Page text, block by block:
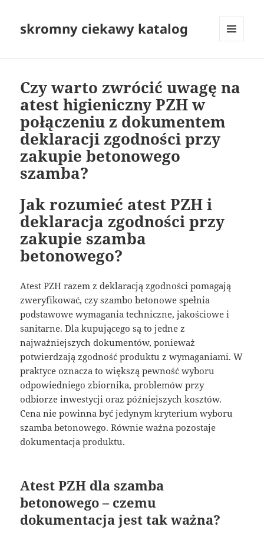
skromny ciekawy katalog
Czy warto zwrócić uwagę na
atest higieniczny PZH w
połączeniu z dokumentem
deklaracji zgodności przy
zakupie betonowego
szamba?
Jak rozumieć atest PZH i
deklaracja zgodności przy
zakupie szamba
betonowego?
Atest PZH razem z deklaracją zgodności pomagają
zweryfikować, czy szambo betonowe spełnia
podstawowe wymagania techniczne, jakościowe i
sanitarne. Dla kupującego są to jedne z
najważniejszych dokumentów, ponieważ
potwierdzają zgodność produktu z wymaganiami. W
praktyce oznacza to większą pewność wyboru
odpowiedniego zbiornika, problemów przy
odbiorze inwestycji oraz późniejszych kosztów.
Cena nie powinna być jedynym kryterium wyboru
szamba betonowego. Równie ważna pozostaje
dokumentacja produktu.
Atest PZH dla szamba
betonowego – czemu
dokumentacja jest tak ważna?